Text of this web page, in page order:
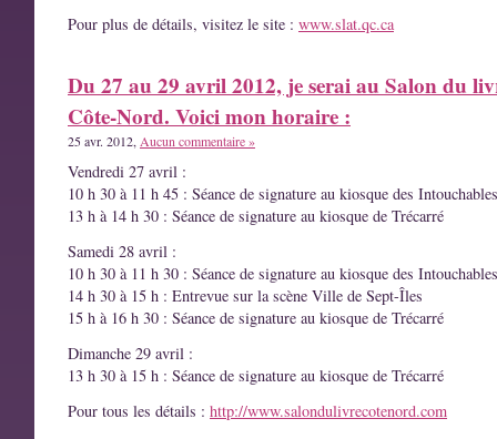
Pour plus de détails, visitez le site : www.slat.qc.ca
Du 27 au 29 avril 2012, je serai au Salon du
Côte-Nord. Voici mon horaire :
25 avr. 2012, Aucun commentaire »
Vendredi 27 avril :
10 h 30 à 11 h 45 : Séance de signature au kiosque des Intouchables
13 h à 14 h 30 : Séance de signature au kiosque de Trécarré
Samedi 28 avril :
10 h 30 à 11 h 30 : Séance de signature au kiosque des Intouchables
14 h 30 à 15 h : Entrevue sur la scène Ville de Sept-Îles
15 h à 16 h 30 : Séance de signature au kiosque de Trécarré
Dimanche 29 avril :
13 h 30 à 15 h : Séance de signature au kiosque de Trécarré
Pour tous les détails : http://www.salondulivrecotenord.com